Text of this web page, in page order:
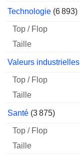
Technologie (6 893)
Valeurs industrielles
Santé (3 875)